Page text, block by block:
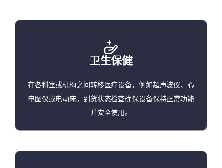
卫生保健
在各科室或机构之间转移医疗设备，例如超声波仪、心
电图仪或电动床。到货状态检查确保设备保持正常功能
并安全使用。